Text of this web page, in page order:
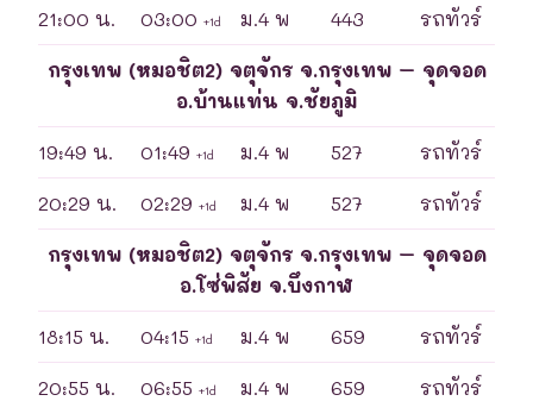
21:00 น. 03:00 +1d ม.4 พ 443 รถทัวร์
กรุงเทพ (หมอชิต2) จตุจักร จ.กรุงเทพ – จุดจอด
อ.บ้านแท่น จ.ชัยภูมิ
19:49 น. 01:49 +1d ม.4 พ 527 รถทัวร์
20:29 น. 02:29 +1d ม.4 พ 527 รถทัวร์
กรุงเทพ (หมอชิต2) จตุจักร จ.กรุงเทพ – จุดจอด
อ.โซ่พิสัย จ.บึงกาฬ
18:15 น. 04:15 +1d ม.4 พ 659 รถทัวร์
20:55 น. 06:55 +1d ม.4 พ 659 รถทัวร์